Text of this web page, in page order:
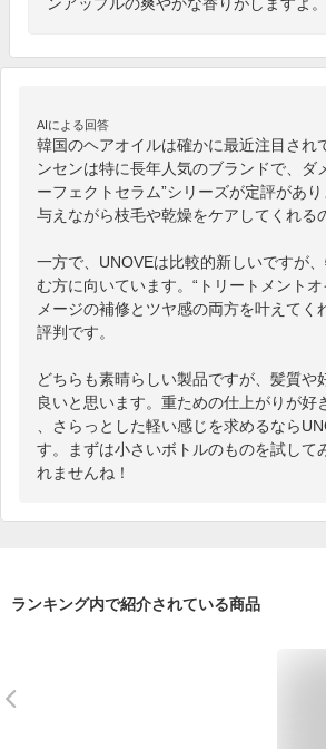
AIによる回答
韓国のヘアオイルは確かに最近注目され
ンセンは特に長年人気のブランドで、ダ
ーフェクトセラム”シリーズが定評があ
与えながら枝毛や乾燥をケアしてくれる
一方で、UNOVEは比較的新しいですが
む方に向いています。“トリートメント
メージの補修とツヤ感の両方を叶えてく
評判です。
どちらも素晴らしい製品ですが、髪質や
良いと思います。重ための仕上がりが好
、さらっとした軽い感じを求めるなら
す。まずは小さいボトルのものを試して
れませんね！
ランキング内で紹介されている商品